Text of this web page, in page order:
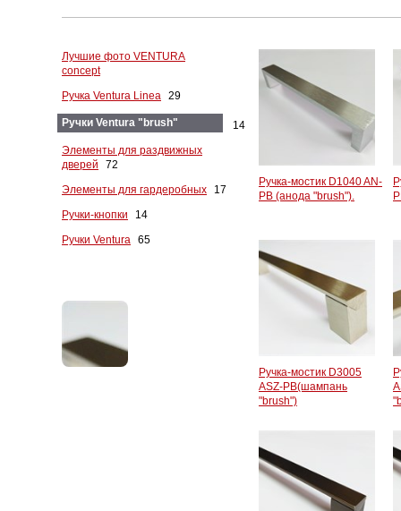
Лучшие фото VENTURA
concept
Ручка Ventura Linea 29
Ручки Ventura "brush"
14
Элементы для раздвижных
дверей
72
Элементы для гардеробных
17
Ручки-кнопки
14
Ручки Ventura 65
Ручка-мостик D1040 AN-
PB (анода "brush").
Ручка-мостик D3005
ASZ-PB(шампань
"brush")